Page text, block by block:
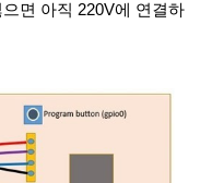
면 아직 220V에 연결하